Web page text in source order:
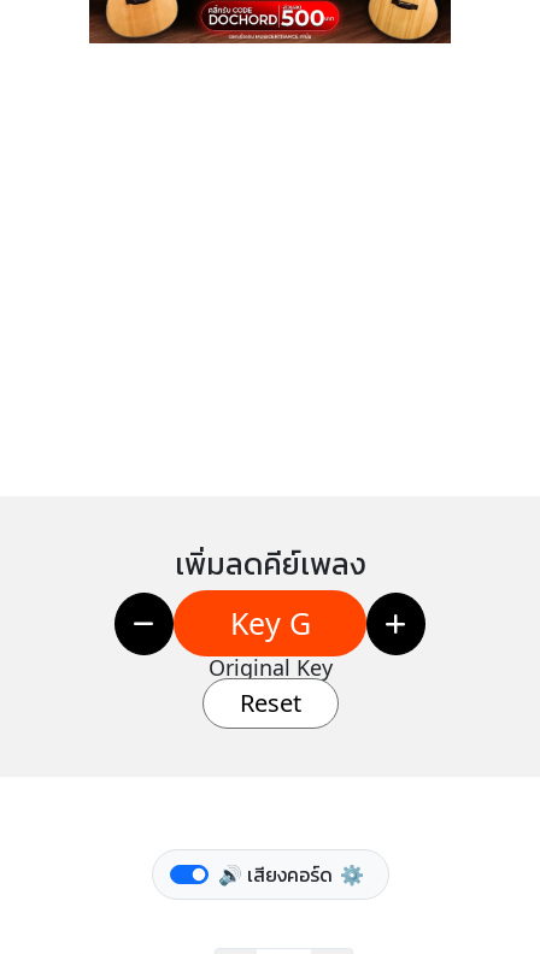
เพิ่มลดคีย์เพลง
Key G
Original Key
Reset
🔊 เสียงคอร์ด ⚙️